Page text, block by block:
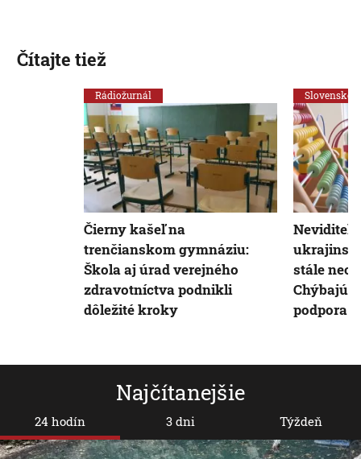
Najčítanejšie
24 hodín 3 dni Týždeň
Čítajte tiež
Rádiožurnál
Čierny kašeľ na
trenčianskom gymnáziu:
Škola aj úrad verejného
zdravotníctva podnikli
dôležité kroky
Slovensko
stále
Chýbajú
podpora